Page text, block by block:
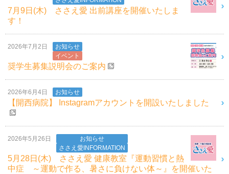
7月9日(木) ささえ愛 出前講座を開催いたしま
す！
2026年7月2日
お知らせ
イベント
奨学生募集説明会のご案内
2026年6月4日 お知らせ
【開西病院】 Instagramアカウントを開設いたしました
2026年5月26日
お知らせ
ささえ愛INFORMATION
5月28日(木) ささえ愛 健康教室『運動習慣と熱
中症 ～運動で作る、暑さに負けない体～』を開催いた